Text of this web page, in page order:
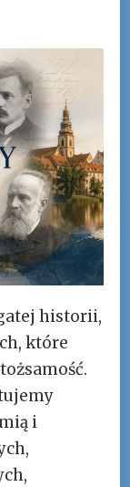
historii,
które
i